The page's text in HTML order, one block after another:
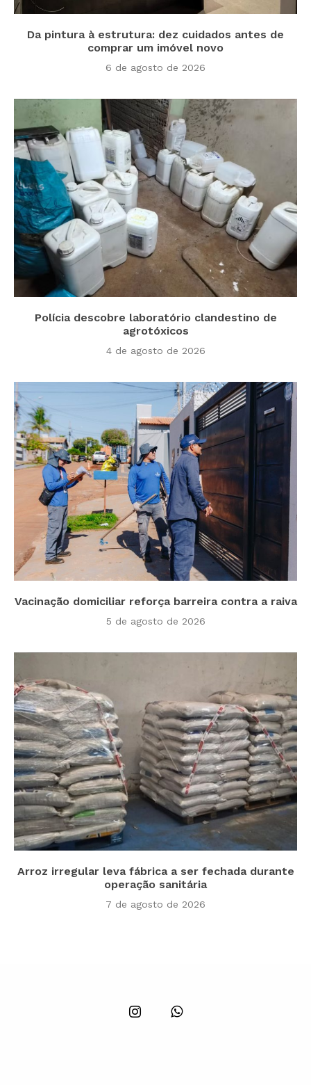
Da pintura à estrutura: dez cuidados antes de
comprar um imóvel novo
6 de agosto de 2026
Polícia descobre laboratório clandestino de
agrotóxicos
4 de agosto de 2026
Vacinação domiciliar reforça barreira contra a raiva
5 de agosto de 2026
Arroz irregular leva fábrica a ser fechada durante
operação sanitária
7 de agosto de 2026